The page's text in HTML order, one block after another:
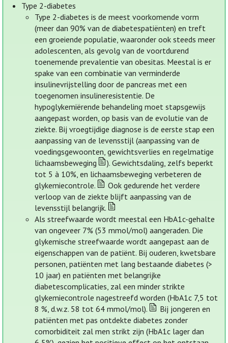
Type 2-diabetes
Type 2-diabetes is de meest voorkomende vorm
(meer dan 90% van de diabetespatiënten) en treft
een groeiende populatie, waaronder ook steeds meer
adolescenten, als gevolg van de voortdurend
toenemende prevalentie van obesitas. Meestal is er
spake van een combinatie van verminderde
insulinevrijstelling door de pancreas met een
toegenomen insulineresistentie. De
hypoglykemiërende behandeling moet stapsgewijs
aangepast worden, op basis van de evolutie van de
ziekte. Bij vroegtijdige diagnose is de eerste stap een
aanpassing van de levensstijl (aanpassing van de
voedingsgewoonten, gewichtsverlies en regelmatige
lichaamsbeweging
). Gewichtsdaling, zelfs beperkt
tot 5 à 10%, en lichaamsbeweging verbeteren de
glykemiecontrole.
Ook gedurende het verdere
verloop van de ziekte blijft aanpassing van de
levensstijl belangrijk.
Als streefwaarde wordt meestal een HbA1c-gehalte
van ongeveer 7% (53 mmol/mol) aangeraden. Die
glykemische streefwaarde wordt aangepast aan de
eigenschappen van de patiënt. Bij ouderen, kwetsbare
personen, patiënten met lang bestaande diabetes (>
10 jaar) en patiënten met belangrijke
diabetescomplicaties, zal een minder strikte
glykemiecontrole nagestreefd worden (HbA1c 7,5 tot
8 %, d.w.z. 58 tot 64 mmol/mol).
Bij jongeren en
patiënten met pas ontdekte diabetes zonder
comorbiditeit zal men strikt zijn (HbA1c lager dan